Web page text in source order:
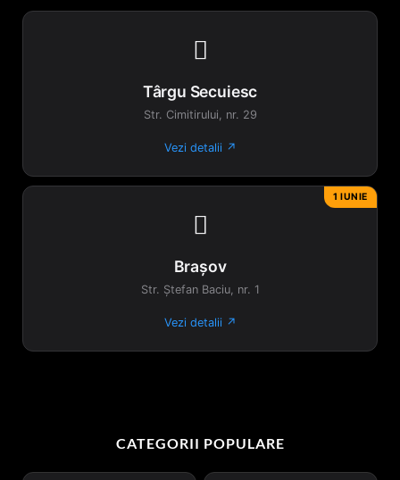

Târgu Secuiesc
Str. Cimitirului, nr. 29
Vezi detalii ↗
1 IUNIE

Brașov
Str. Ștefan Baciu, nr. 1
Vezi detalii ↗
CATEGORII POPULARE